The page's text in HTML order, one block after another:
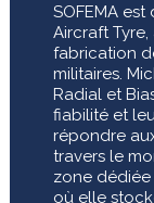
SOFEMA
Aircraft
fabrication
militaires.
Radial et
fiabilité et
répondre
travers le
zone dédiée
où elle